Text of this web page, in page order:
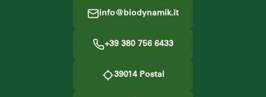
info@biodynamik.it
+39 380 756 6433
39014 Postal